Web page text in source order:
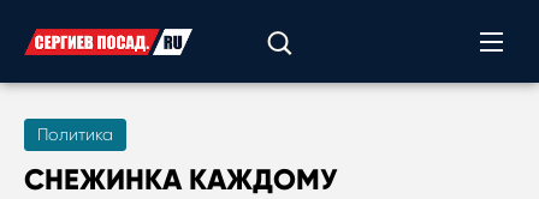
Политика
СНЕЖИНКА КАЖДОМУ